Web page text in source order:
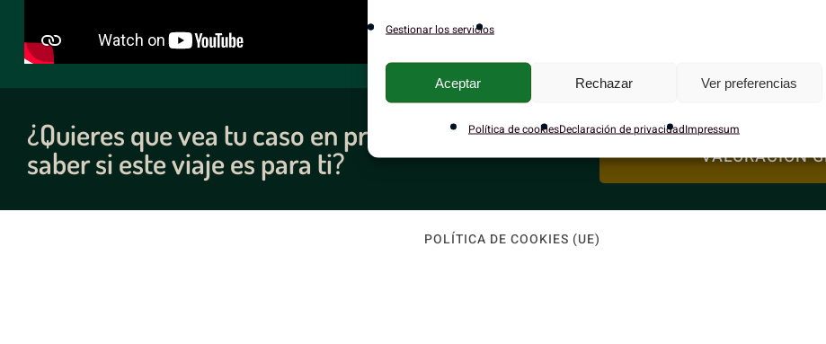
Gestionar los servicios
Aceptar Rechazar Ver preferencias
Política de cookiesDeclaración de privacidadImpressum
¿Quieres que vea tu caso en profundidad y
saber si este viaje es para ti?
QUIERO RESERVAR
VALORACION
POLÍTICA DE COOKIES (UE)